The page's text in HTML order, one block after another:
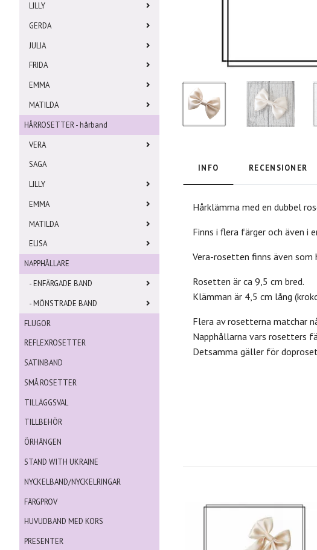
LILLY
GERDA
JULIA
FRIDA
EMMA
MATILDA
HÅRROSETTER - hårband
VERA
SAGA
LILLY
EMMA
MATILDA
ELISA
NAPPHÅLLARE
- ENFÄRGADE BAND
- MÖNSTRADE BAND
FLUGOR
REFLEXROSETTER
SATINBAND
SMÅ ROSETTER
TILLÄGGSVAL
TILLBEHÖR
ÖRHÄNGEN
STAND WITH UKRAINE
NYCKELBAND/NYCKELRINGAR
FÄRGPROV
HUVUDBAND MED KORS
PRESENTER
INFO RECENSIONER
Hårklämma med en dubbel
Finns i flera färger och även i
Vera-rosetten finns även som
Rosetten är ca 9,5 cm bred.
Klämman är 4,5 cm lång
Flera av rosetterna matchar
Napphållarna vars rosetters
Detsamma gäller för